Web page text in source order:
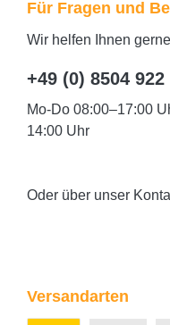
Für Fragen und
Wir helfen Ihnen
+49 (0) 8504 922
Mo-Do 08:00–17:00
14:00 Uhr
Oder über unser
Versandarten